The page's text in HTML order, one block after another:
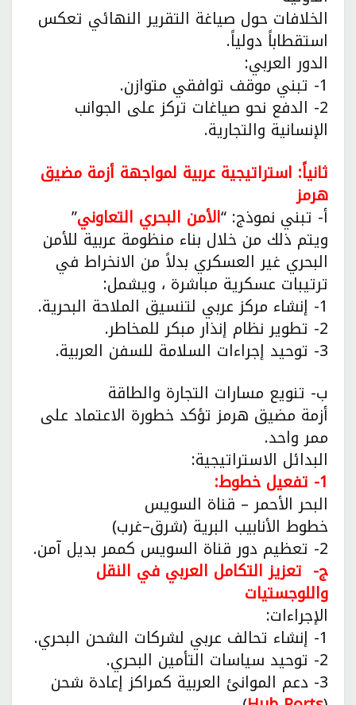
الخلافات حول صياغة التقرير النهائي تعكس
استقطاباً دولياً.
الدور العربي:
1- تبني موقف توافقي متوازن.
2- الدفع نحو صياغات تركز على الجوانب
الإنسانية والتجارية.
ثانياً: استراتيجية عربية لمواجهة أزمة مضيق
هرمز
أ- تبني نموذج: “الأمن البحري التعاوني”
ويتم ذلك من خلال بناء منظومة عربية للأمن
البحري غير العسكري بدلاً من الانخراط في
ترتيبات عسكرية مباشرة ، ويشمل:
1- إنشاء مركز عربي لتنسيق الملاحة البحرية.
2- تطوير نظام إنذار مبكر للمخاطر.
3- توحيد إجراءات السلامة للسفن العربية.
ب- تنويع مسارات التجارة والطاقة
أزمة مضيق هرمز تؤكد خطورة الاعتماد على
ممر واحد.
البدائل الاستراتيجية:
1- تفعيل خطوط:
البحر الأحمر – قناة السويس
خطوط الأنابيب البرية (شرق–غرب)
2- تعظيم دور قناة السويس كممر بديل آمن.
ج- تعزيز التكامل العربي في النقل
واللوجستيات
الإجراءات:
1- إنشاء تحالف عربي لشركات الشحن البحري.
2- توحيد سياسات التأمين البحري.
3- دعم الموانئ العربية كمراكز إعادة شحن